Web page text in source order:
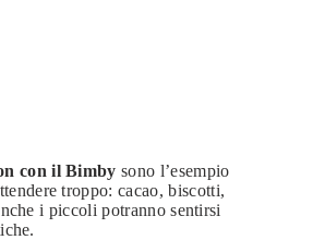
con il Bimby sono l’esempio
troppo: cacao, biscotti,
i piccoli potranno sentirsi